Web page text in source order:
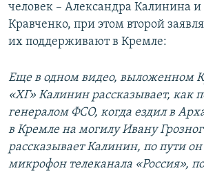
человек – Александра Калинина
Кравченко, при этом второй
их поддерживают в Кремле:
Еще в одном видео, выложенном
«ХГ» Калинин рассказывает, как
генералом ФСО, когда ездил в
в Кремле на могилу Ивану
рассказывает Калинин, по пути
микрофон телеканала «Россия»,